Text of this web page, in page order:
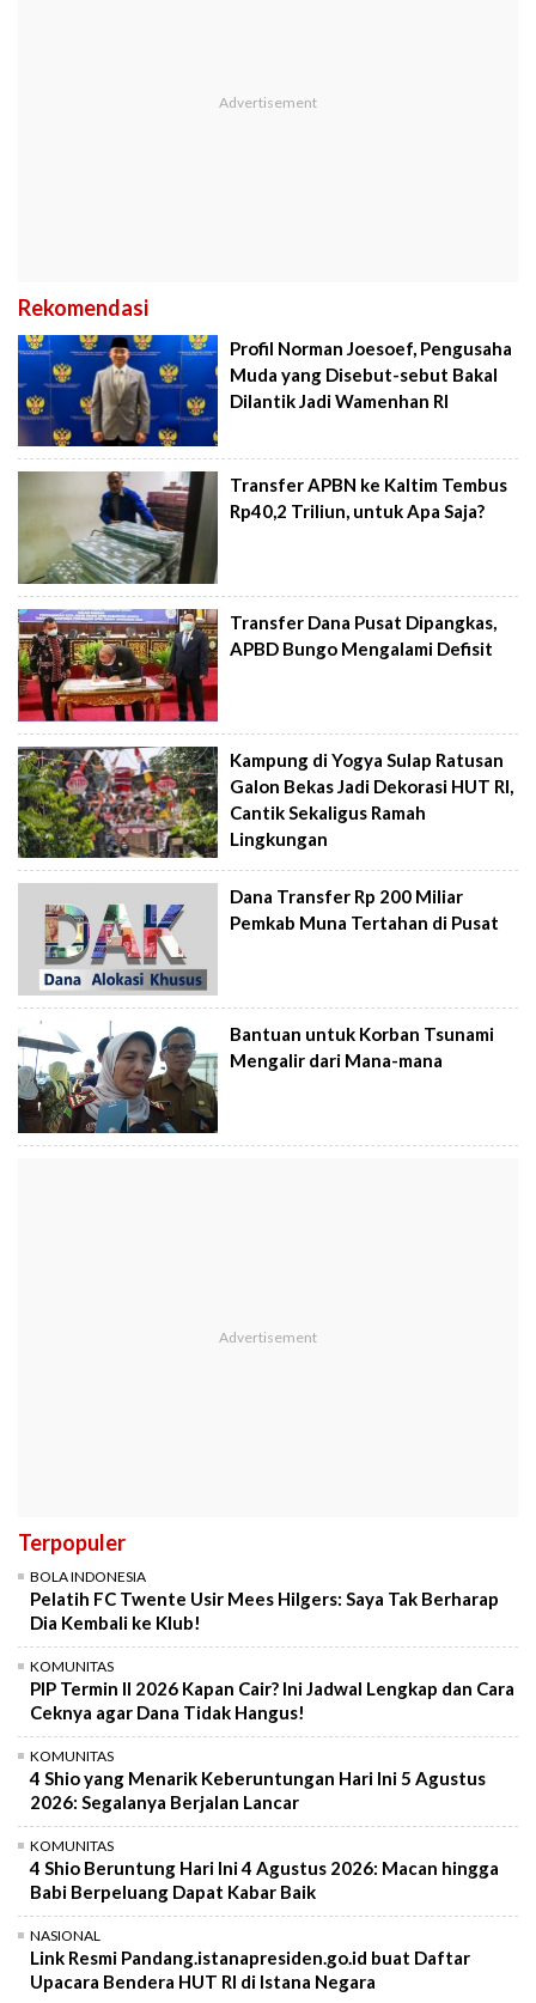
Rekomendasi
Profil Norman Joesoef, Pengusaha
Muda yang Disebut-sebut Bakal
Dilantik Jadi Wamenhan RI
Transfer APBN ke Kaltim Tembus
Rp40,2 Triliun, untuk Apa Saja?
Transfer Dana Pusat Dipangkas,
APBD Bungo Mengalami Defisit
Kampung di Yogya Sulap Ratusan
Galon Bekas Jadi Dekorasi HUT RI,
Cantik Sekaligus Ramah
Lingkungan
Dana Transfer Rp 200 Miliar
Pemkab Muna Tertahan di Pusat
Bantuan untuk Korban Tsunami
Mengalir dari Mana-mana
Terpopuler
BOLA INDONESIA
Pelatih FC Twente Usir Mees Hilgers: Saya Tak Berharap
Dia Kembali ke Klub!
KOMUNITAS
PIP Termin II 2026 Kapan Cair? Ini Jadwal Lengkap dan Cara
Ceknya agar Dana Tidak Hangus!
KOMUNITAS
4 Shio yang Menarik Keberuntungan Hari Ini 5 Agustus
2026: Segalanya Berjalan Lancar
KOMUNITAS
4 Shio Beruntung Hari Ini 4 Agustus 2026: Macan hingga
Babi Berpeluang Dapat Kabar Baik
NASIONAL
Link Resmi Pandang.istanapresiden.go.id buat Daftar
Upacara Bendera HUT RI di Istana Negara